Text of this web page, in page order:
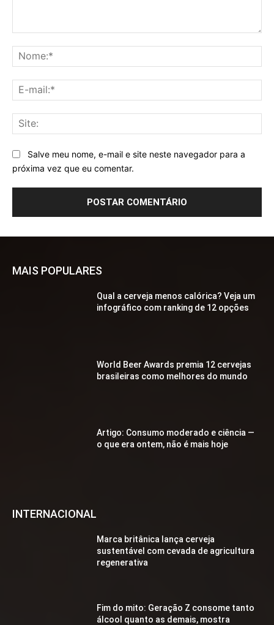
Salve meu nome, e-mail e site neste navegador para a
próxima vez que eu comentar.
MAIS POPULARES
Qual a cerveja menos calórica? Veja um
infográfico com ranking de 12 opções
World Beer Awards premia 12 cervejas
brasileiras como melhores do mundo
Artigo: Consumo moderado e ciência —
o que era ontem, não é mais hoje
INTERNACIONAL
Marca britânica lança cerveja
sustentável com cevada de agricultura
regenerativa
Fim do mito: Geração Z consome tanto
álcool quanto as demais, mostra